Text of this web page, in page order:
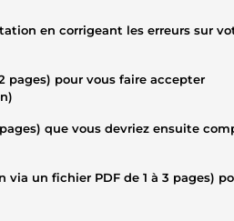
en corrigeant les erreurs sur
pages) pour vous faire accepter
que vous devriez ensuite
un fichier PDF de 1 à 3 pages)